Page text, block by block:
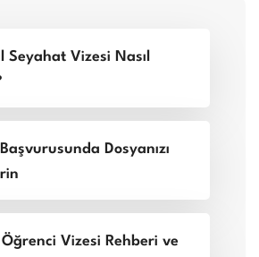
Seyahat Vizesi Nasıl
Dosyanızı
Vizesi Rehberi ve